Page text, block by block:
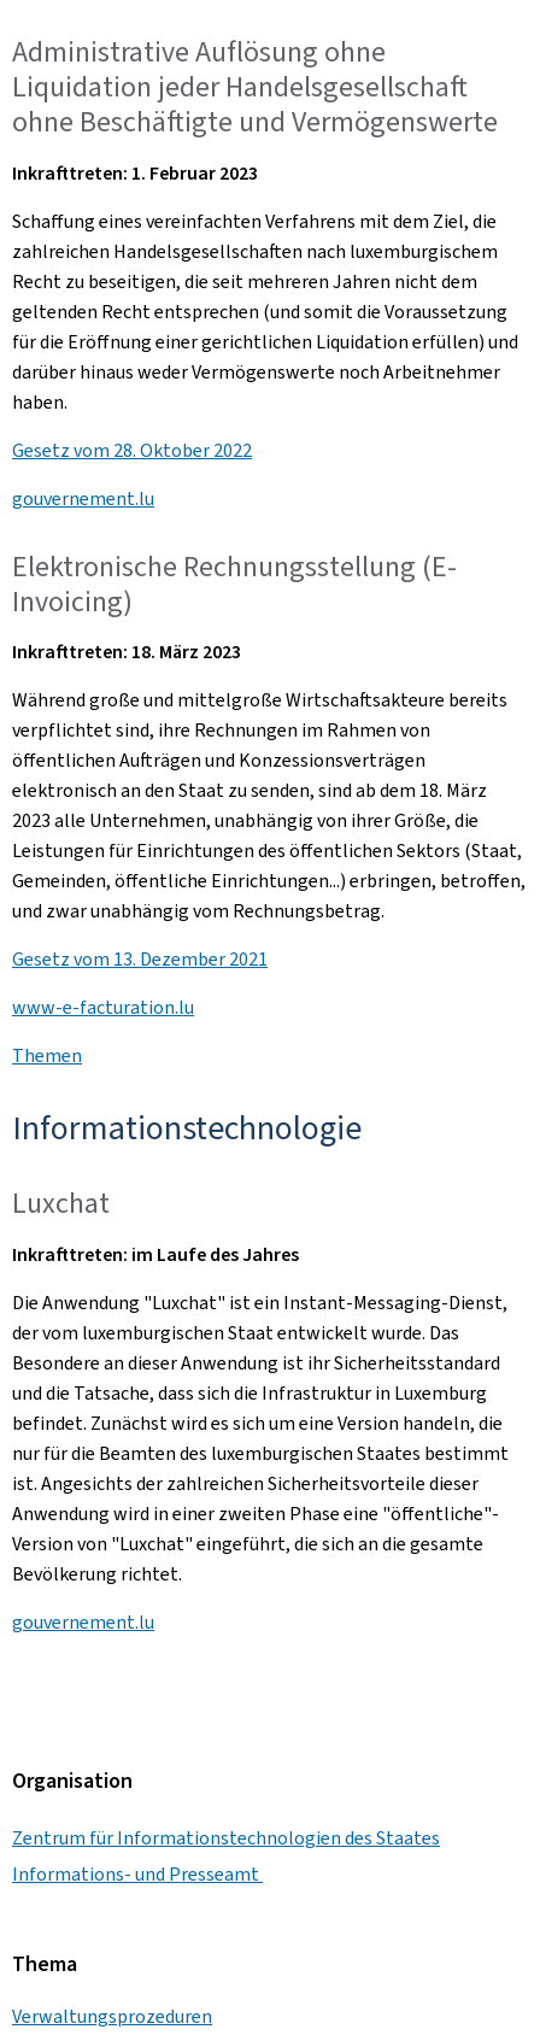
Administrative Auflösung ohne
Liquidation jeder Handelsgesellschaft
ohne Beschäftigte und Vermögenswerte
Inkrafttreten: 1. Februar 2023
Schaffung eines vereinfachten Verfahrens mit dem Ziel, die
zahlreichen Handelsgesellschaften nach luxemburgischem
Recht zu beseitigen, die seit mehreren Jahren nicht dem
geltenden Recht entsprechen (und somit die Voraussetzung
für die Eröffnung einer gerichtlichen Liquidation erfüllen) und
darüber hinaus weder Vermögenswerte noch Arbeitnehmer
haben.
Gesetz vom 28. Oktober 2022
gouvernement.lu
Elektronische Rechnungsstellung (E-
Invoicing)
Inkrafttreten: 18. März 2023
Während große und mittelgroße Wirtschaftsakteure bereits
verpflichtet sind, ihre Rechnungen im Rahmen von
öffentlichen Aufträgen und Konzessionsverträgen
elektronisch an den Staat zu senden, sind ab dem 18. März
2023 alle Unternehmen, unabhängig von ihrer Größe, die
Leistungen für Einrichtungen des öffentlichen Sektors (Staat,
Gemeinden, öffentliche Einrichtungen...) erbringen, betroffen,
und zwar unabhängig vom Rechnungsbetrag.
Gesetz vom 13. Dezember 2021
www-e-facturation.lu
Themen
Informationstechnologie
Luxchat
Inkrafttreten: im Laufe des Jahres
Die Anwendung "Luxchat" ist ein Instant-Messaging-Dienst,
der vom luxemburgischen Staat entwickelt wurde. Das
Besondere an dieser Anwendung ist ihr Sicherheitsstandard
und die Tatsache, dass sich die Infrastruktur in Luxemburg
befindet. Zunächst wird es sich um eine Version handeln, die
nur für die Beamten des luxemburgischen Staates bestimmt
ist. Angesichts der zahlreichen Sicherheitsvorteile dieser
Anwendung wird in einer zweiten Phase eine "öffentliche"-
Version von "Luxchat" eingeführt, die sich an die gesamte
Bevölkerung richtet.
gouvernement.lu
Organisation
Zentrum für Informationstechnologien des Staates
Informations- und Presseamt
Thema
Verwaltungsprozeduren